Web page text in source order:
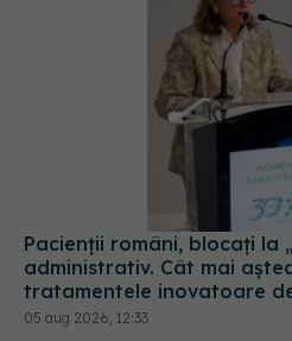
Pacienții români, blocați la
administrativ. Cât mai
tratamentele inovatoare
Europa
05 aug 2026, 12:33